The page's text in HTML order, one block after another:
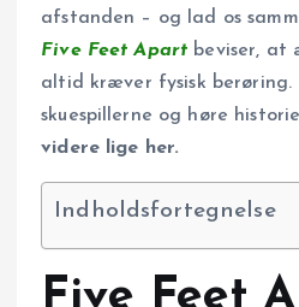
afstanden – og lad os
Five Feet Apart beviser,
altid kræver fysisk
skuespillerne og høre
videre lige her.
Indholdsfortegnelse
Five Feet